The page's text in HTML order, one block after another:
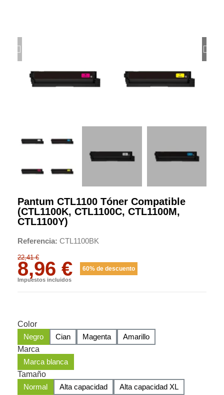
Pantum CTL1100 Tóner Compatible
(CTL1100K, CTL1100C, CTL1100M,
CTL1100Y)
Referencia CTL1100BK
22,41 €
8,96 € 60% de descuento
Impuestos incluidos
Color
Negro
Cian Magenta
Amarillo
Marca
Marca blanca
Tamaño
Normal
Alta capacidad Alta capacidad XL